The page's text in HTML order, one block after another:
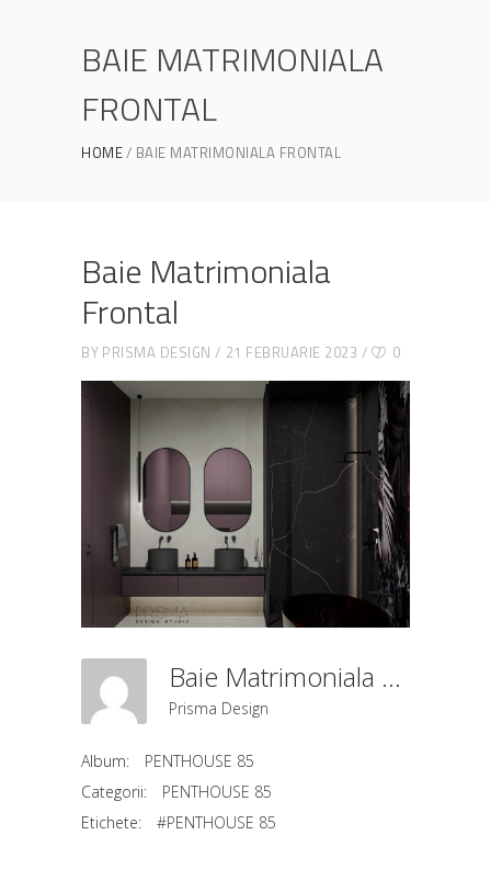
BAIE MATRIMONIALA
FRONTAL
HOME BAIE MATRIMONIALA FRONTAL
Baie Matrimoniala
Frontal
BY PRISMA DESIGN 21 FEBRUARIE 2023 0
Baie Matrimoniala Frontal
Prisma Design
Album:
PENTHOUSE 85
Categorii:
PENTHOUSE 85
Etichete:
#PENTHOUSE 85